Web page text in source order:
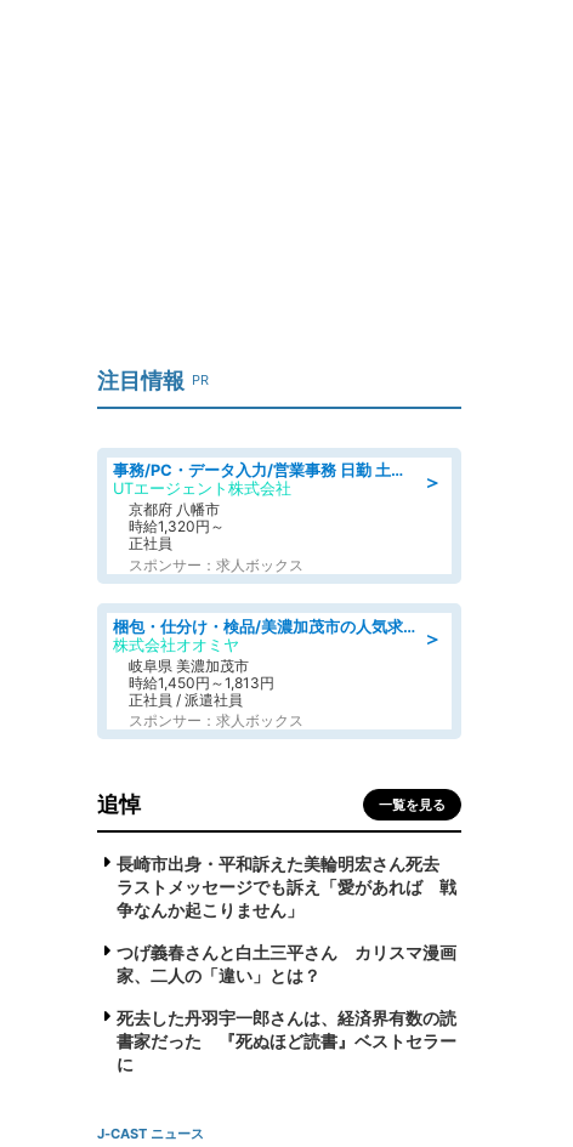
注目情報 PR
＞
事務/PC・データ入力/営業事務 日勤 土日祝休み オフィス家具の会社で一般事務
UTエージェント株式会社
京都府 八幡市
時給1,320円～
正社員
スポンサー：求人ボックス
＞
梱包・仕分け・検品/美濃加茂市の人気求人仕分け/高時給/長期休暇充実
株式会社オオミヤ
岐阜県 美濃加茂市
時給1,450円～1,813円
正社員 / 派遣社員
スポンサー：求人ボックス
追悼 一覧を見る
長崎市出身・平和訴えた美輪明宏さん死去
ラストメッセージでも訴え「愛があれば 戦
争なんか起こりません」
つげ義春さんと白土三平さん カリスマ漫画
家、二人の「違い」とは？
死去した丹羽宇一郎さんは、経済界有数の読
書家だった 『死ぬほど読書』ベストセラー
に
J-CAST ニュース